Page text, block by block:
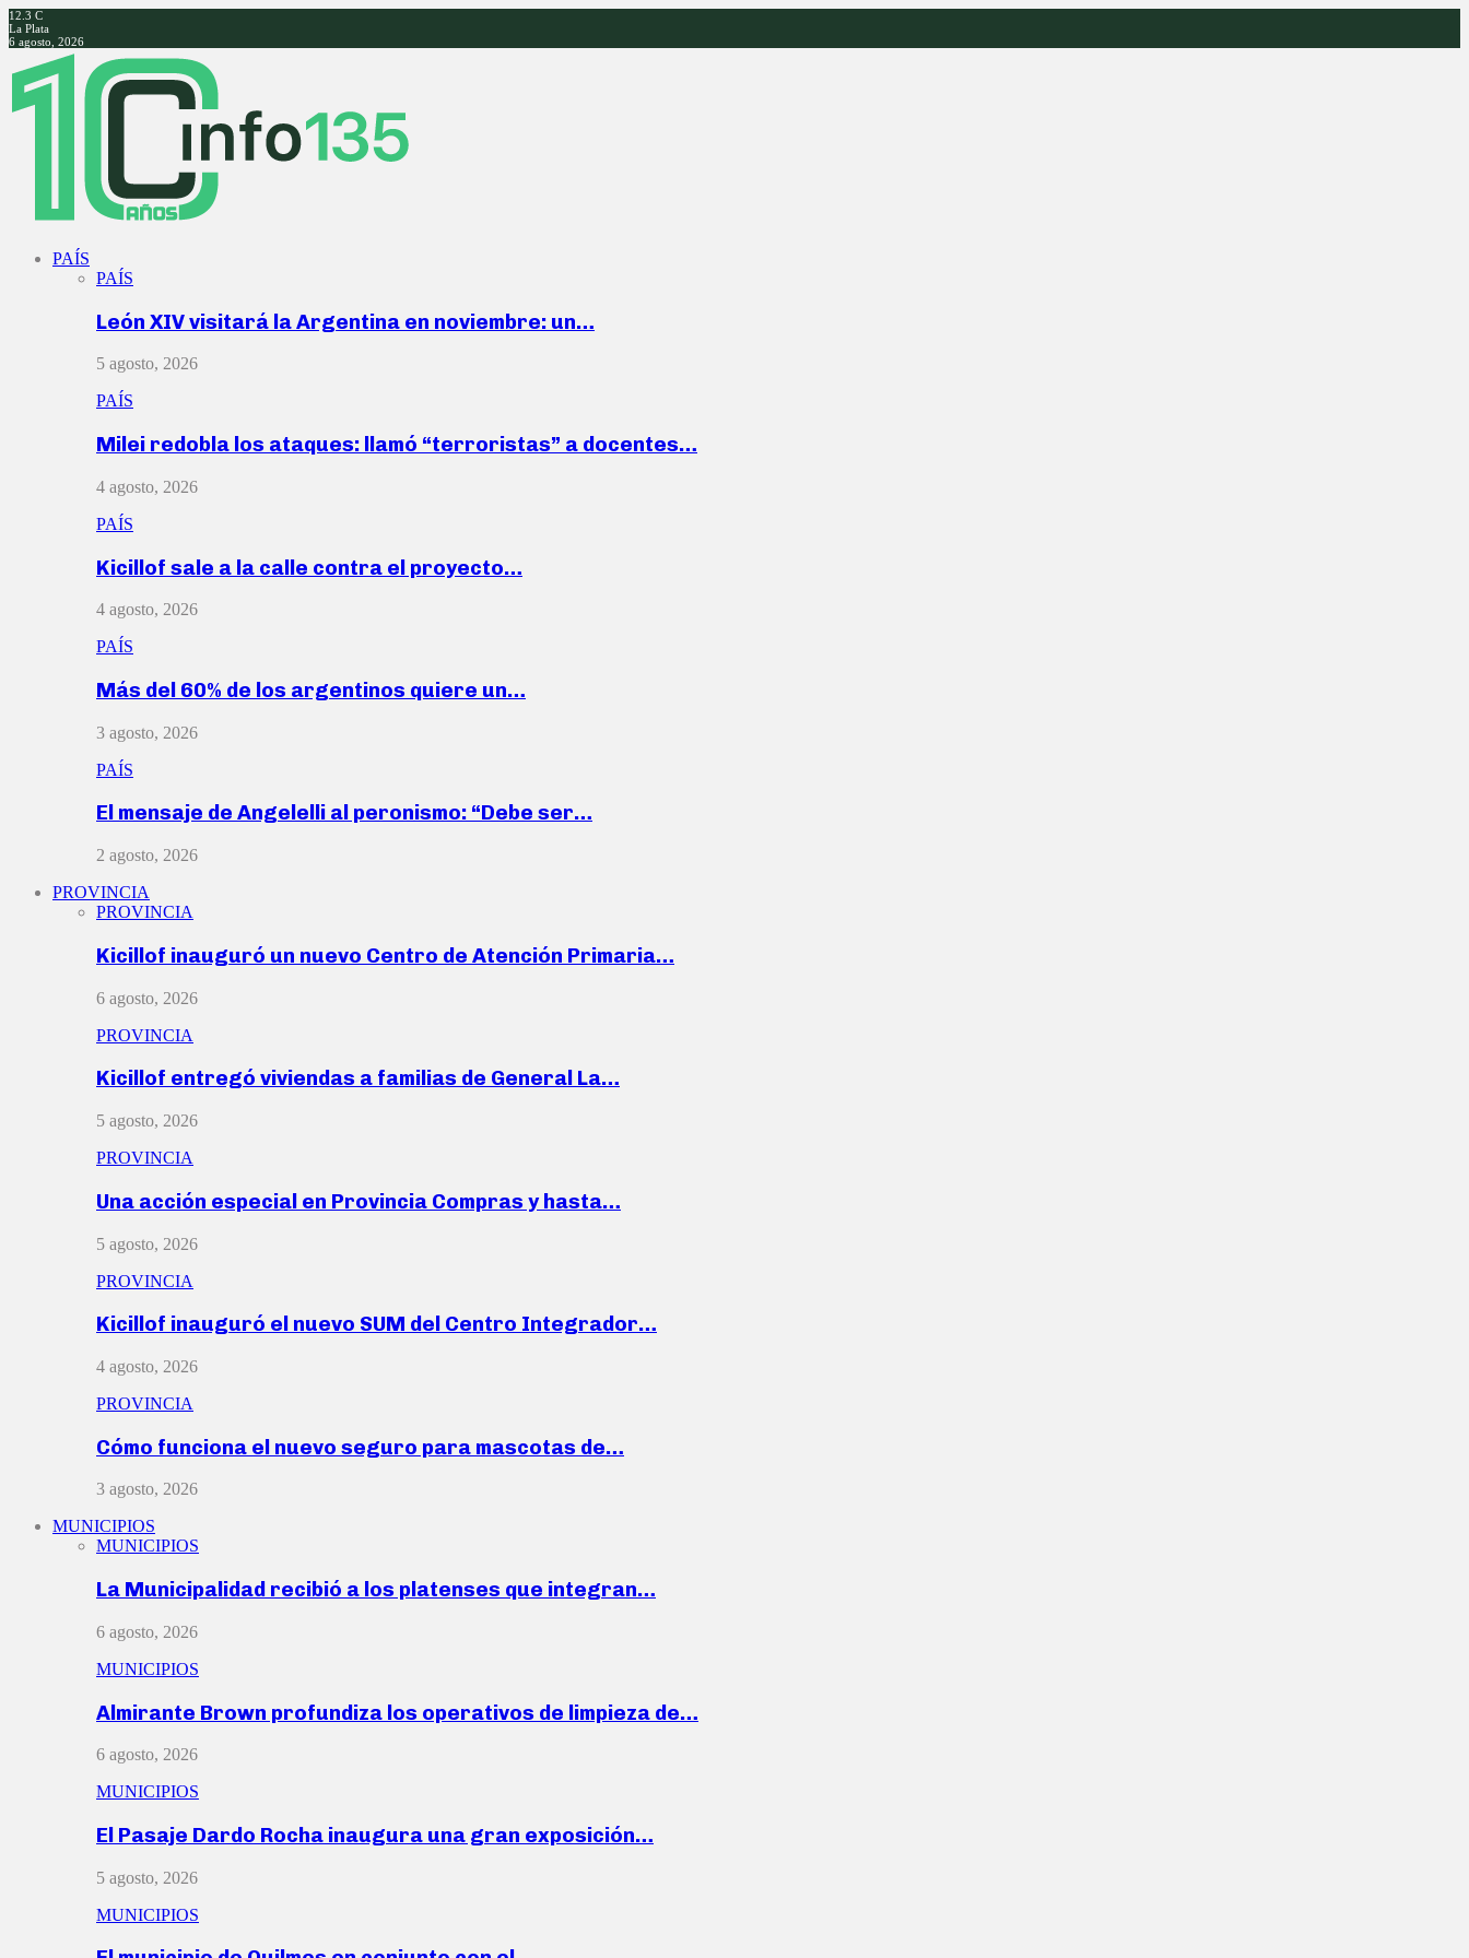
12.3 C
La Plata
6 agosto, 2026
Facebook
Twitter
Instagram
Youtube
PAÍS
PAÍS
León XIV visitará la Argentina en noviembre: un…
5 agosto, 2026
PAÍS
Milei redobla los ataques: llamó “terroristas” a docentes…
4 agosto, 2026
PAÍS
Kicillof sale a la calle contra el proyecto…
4 agosto, 2026
PAÍS
Más del 60% de los argentinos quiere un…
3 agosto, 2026
PAÍS
El mensaje de Angelelli al peronismo: “Debe ser…
2 agosto, 2026
PROVINCIA
PROVINCIA
Kicillof inauguró un nuevo Centro de Atención Primaria…
6 agosto, 2026
PROVINCIA
Kicillof entregó viviendas a familias de General La…
5 agosto, 2026
PROVINCIA
Una acción especial en Provincia Compras y hasta…
5 agosto, 2026
PROVINCIA
Kicillof inauguró el nuevo SUM del Centro Integrador…
4 agosto, 2026
PROVINCIA
Cómo funciona el nuevo seguro para mascotas de…
3 agosto, 2026
MUNICIPIOS
MUNICIPIOS
La Municipalidad recibió a los platenses que integran…
6 agosto, 2026
MUNICIPIOS
Almirante Brown profundiza los operativos de limpieza de…
6 agosto, 2026
MUNICIPIOS
El Pasaje Dardo Rocha inaugura una gran exposición…
5 agosto, 2026
MUNICIPIOS